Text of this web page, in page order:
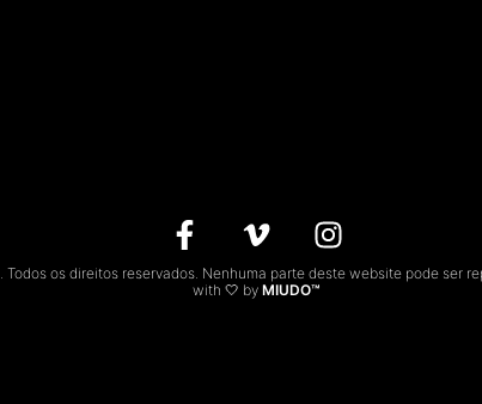
. Todos os direitos reservados. Nenhuma parte deste website pode ser
with 🤍 by MIUDO™